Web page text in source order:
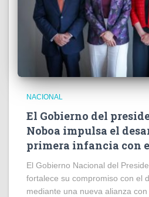
NACIONAL
El Gobierno del
Noboa impulsa el
primera infancia con
El Gobierno Nacional del
fortalece su compromiso con el
mediante una nueva alianza